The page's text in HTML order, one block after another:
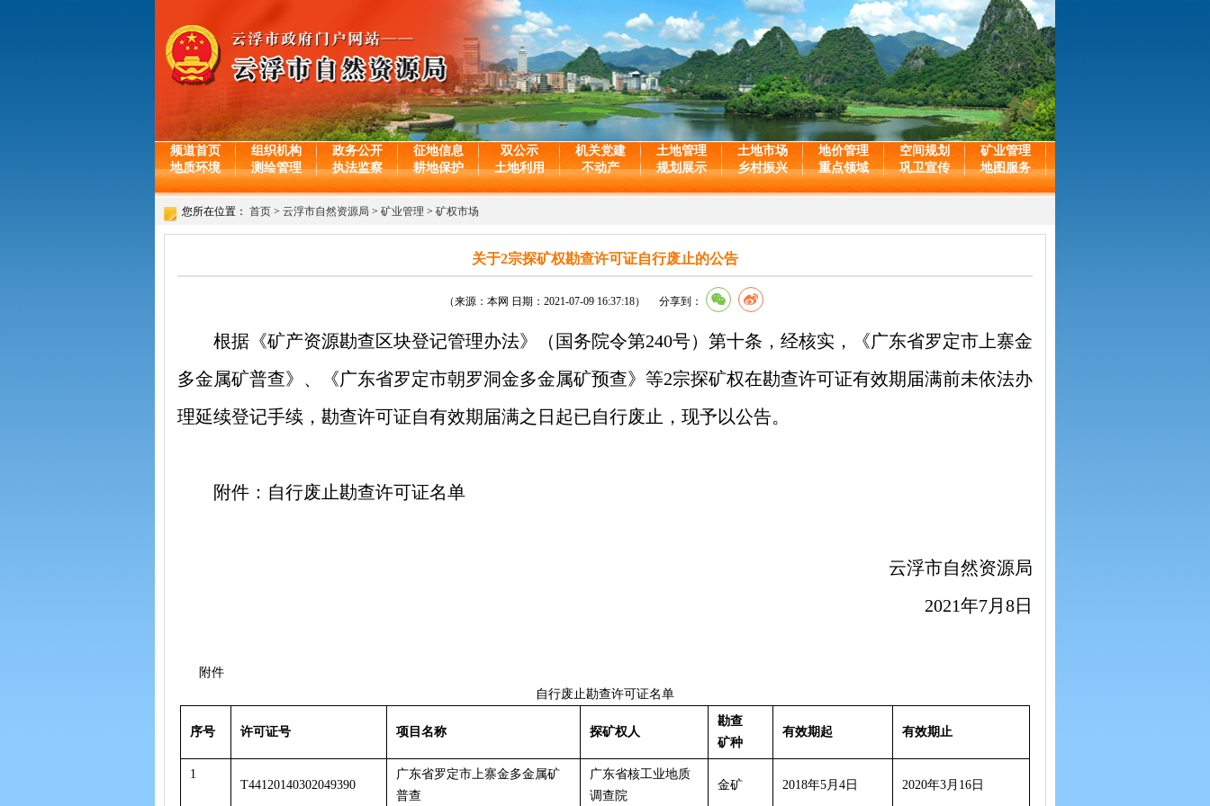
频道首页 组织机构 政务公开 征地信息 双公示 机关党建 土地管理 土地市场 地价管理 空间规划
矿业管理
地质环境
测绘管理 执法监察 耕地保护 土地利用 不动产 规划展示 乡村振兴 重点领域 巩卫宣传 地图服务
您所在位置： 首页 > 云浮市自然资源局 > 矿业管理 > 矿权市场
关于2宗探矿权勘查许可证自行废止的公告
（来源：本网 日期：2021-07-09 16:37:18） 分享到：
根据《矿产资源勘查区块登记管理办法》（国务院令第240号）第十条，经核实，《广东省罗定市上寨金
多金属矿普查》、《广东省罗定市朝罗洞金多金属矿预查》等2宗探矿权在勘查许可证有效期届满前未依法办
理延续登记手续，勘查许可证自有效期届满之日起已自行废止，现予以公告。
附件：自行废止勘查许可证名单
云浮市自然资源局
2021年7月8日
附件
自行废止勘查许可证名单
序号 许可证号 项目名称 探矿权人
勘查
矿种
有效期起 有效期止
1
T44120140302049390
广东省罗定市上寨金多金属矿
普查
广东省核工业地质
调查院
金矿 2018年5月4日 2020年3月16日